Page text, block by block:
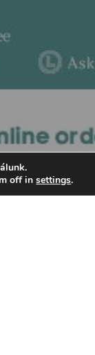
off insettings.